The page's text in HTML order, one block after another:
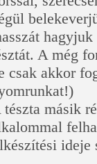
A még
csak akkor
tészta másik
ideje